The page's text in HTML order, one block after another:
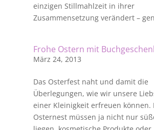
einzigen Stillmahlzeit in ihrer
Zusammensetzung verändert –
Frohe Ostern mit
März 24, 2013
Das Osterfest naht und damit die
Überlegungen, wie wir unsere
einer Kleinigkeit erfreuen können.
Osternest müssen ja nicht nur